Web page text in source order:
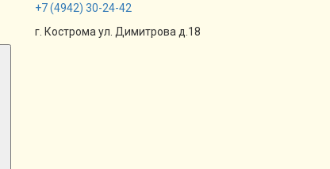
+7(4942) 30-24-42
г. Кострома ул. Димитрова д.18